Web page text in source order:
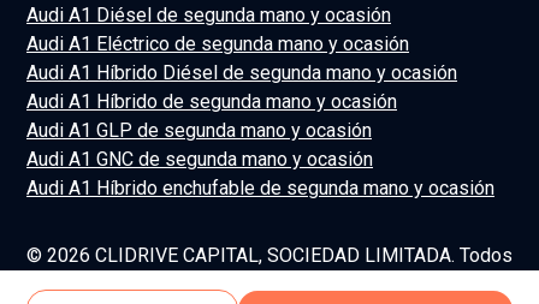
Audi A1 Diésel de segunda mano y ocasión
Audi A1 Eléctrico de segunda mano y ocasión
Audi A1 Híbrido Diésel de segunda mano y ocasión
Audi A1 Híbrido de segunda mano y ocasión
Audi A1 GLP de segunda mano y ocasión
Audi A1 GNC de segunda mano y ocasión
Audi A1 Híbrido enchufable de segunda mano y ocasión
© 2026 CLIDRIVE CAPITAL, SOCIEDAD LIMITADA. Todos
los derechos reservados.